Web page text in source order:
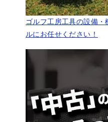
ゴルフ工房工具の設備
ルにお任せください！